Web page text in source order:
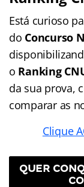
Está curioso
do Concurso
o Ranking
da sua prova,
comparar as
Clique
QUER